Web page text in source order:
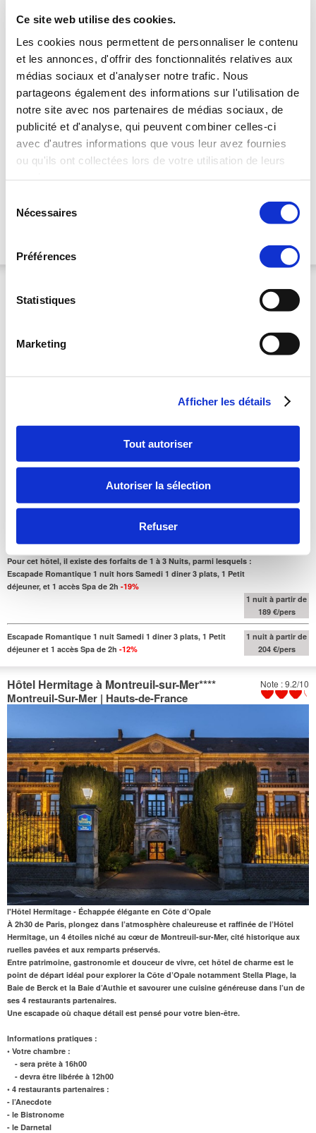
Ce site web utilise des cookies.
Les cookies nous permettent de personnaliser le contenu
et les annonces, d'offrir des fonctionnalités relatives aux
médias sociaux et d'analyser notre trafic. Nous
partageons également des informations sur l'utilisation de
notre site avec nos partenaires de médias sociaux, de
publicité et d'analyse, qui peuvent combiner celles-ci
avec d'autres informations que vous leur avez fournies
ou qu'ils ont collectées lors de votre utilisation de leurs
Nécessaires
Préférences
Statistiques
Marketing
Afficher les détails
Tout autoriser
Autoriser la sélection
Refuser
• Paiement sur place
• Annulation Gratuite
• Parking privé gratuit
Pour cet hôtel, il existe des forfaits de 1 à 6 Nuits, parmi lesquels :
87 €/pers
98 €/pers
Tours | Centre - Val de Loire
• l'accès Spa est de 2h00 par nuit passée
Pour cet hôtel, il existe des forfaits de 1 à 3 Nuits, parmi lesquels :
Escapade Romantique 1 nuit hors Samedi 1 diner 3 plats, 1 Petit
déjeuner, et 1 accès Spa de 2h -19%
1 nuit à partir de
189 €/pers
Escapade Romantique 1 nuit Samedi 1 diner 3 plats, 1 Petit
déjeuner et 1 accès Spa de 2h -12%
1 nuit à partir de
204 €/pers
Note : 9.2/10
Hôtel Hermitage à Montreuil-sur-Mer****
Montreuil-Sur-Mer | Hauts-de-France
l'Hôtel Hermitage - Échappée élégante en Côte d’Opale
À 2h30 de Paris, plongez dans l’atmosphère chaleureuse et raffinée de l’Hôtel
Hermitage, un 4 étoiles niché au cœur de Montreuil-sur-Mer, cité historique aux
ruelles pavées et aux remparts préservés.
Entre patrimoine, gastronomie et douceur de vivre, cet hôtel de charme est le
point de départ idéal pour explorer la Côte d’Opale notamment Stella Plage, la
Baie de Berck et la Baie d’Authie et savourer une cuisine généreuse dans l’un de
ses 4 restaurants partenaires.
Une escapade où chaque détail est pensé pour votre bien-être.
Informations pratiques :
• Votre chambre :
- sera prête à 16h00
- devra être libérée à 12h00
• 4 restaurants partenaires :
- l’Anecdote
- le Bistronome
- le Darnetal